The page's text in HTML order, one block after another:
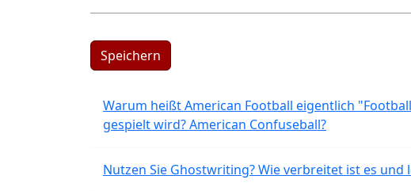
Speichern
Warum heißt American Football eigentlich
gespielt wird? American Confuseball?
Nutzen Sie Ghostwriting? Wie verbreitet ist es und